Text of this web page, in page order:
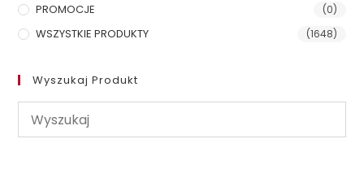
PROMOCJE (0)
WSZYSTKIE PRODUKTY (1648)
Wyszukaj Produkt